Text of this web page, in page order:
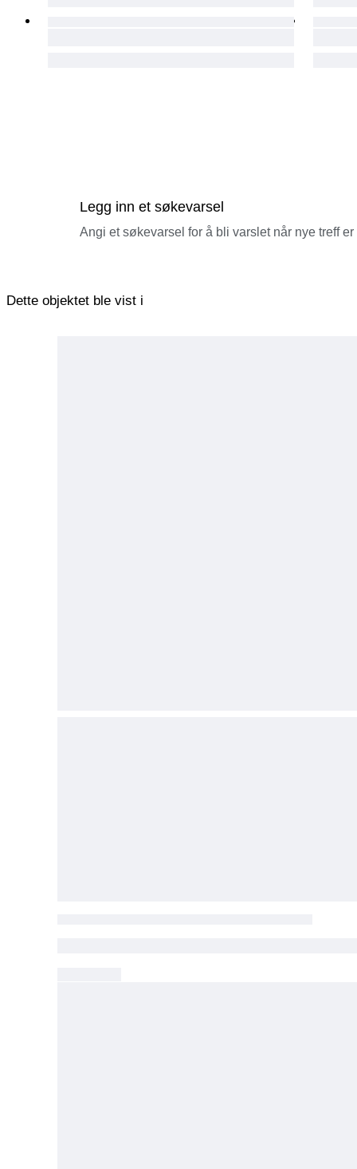
Legg inn et søkevarsel
Angi et søkevarsel for å bli varslet når nye treff
Dette objektet ble vist i